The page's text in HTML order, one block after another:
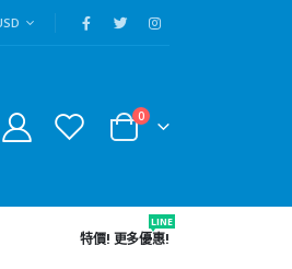
0
特價! 更多優惠!
LINE